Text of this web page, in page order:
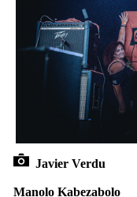
Javier Verdu
Manolo Kabezabolo